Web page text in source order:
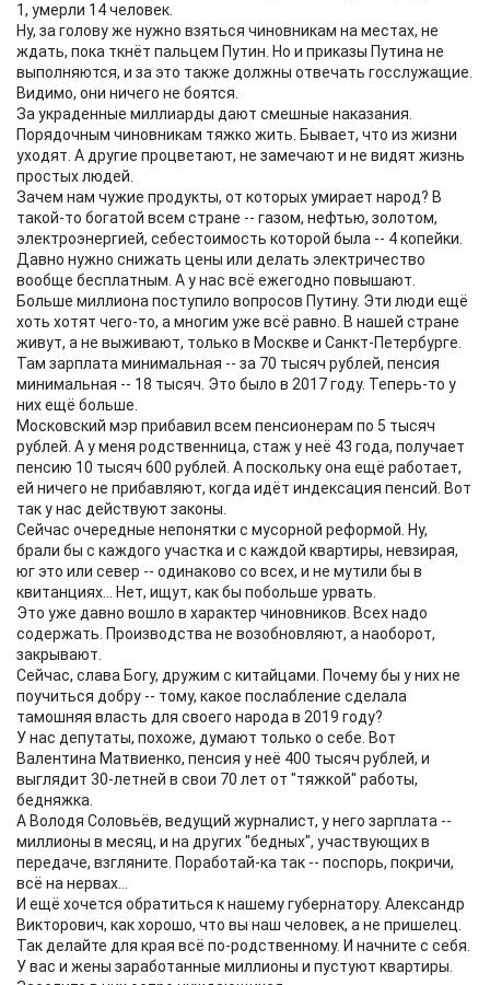
1, умерли 14 человек.
Ну, за голову же нужно взяться чиновникам на местах, не
ждать, пока ткнёт пальцем Путин. Но и приказы Путина не
выполняются, и за это также должны отвечать госслужащие.
Видимо, они ничего не боятся.
За украденные миллиарды дают смешные наказания.
Порядочным чиновникам тяжко жить. Бывает, что из жизни
уходят. А другие процветают, не замечают и не видят жизнь
простых людей.
Зачем нам чужие продукты, от которых умирает народ? В
такой-то богатой всем стране -- газом, нефтью, золотом,
электроэнергией, себестоимость которой была -- 4 копейки.
Давно нужно снижать цены или делать электричество
вообще бесплатным. А у нас всё ежегодно повышают.
Больше миллиона поступило вопросов Путину. Эти люди ещё
хоть хотят чего-то, а многим уже всё равно. В нашей стране
живут, а не выживают, только в Москве и Санкт-Петербурге.
Там зарплата минимальная -- за 70 тысяч рублей, пенсия
минимальная -- 18 тысяч. Это было в 2017 году. Теперь-то у
них ещё больше.
Московский мэр прибавил всем пенсионерам по 5 тысяч
рублей. А у меня родственница, стаж у неё 43 года, получает
пенсию 10 тысяч 600 рублей. А поскольку она ещё работает,
ей ничего не прибавляют, когда идёт индексация пенсий. Вот
так у нас действуют законы.
Сейчас очередные непонятки с мусорной реформой. Ну,
брали бы с каждого участка и с каждой квартиры, невзирая,
юг это или север -- одинаково со всех, и не мутили бы в
квитанциях... Нет, ищут, как бы побольше урвать.
Это уже давно вошло в характер чиновников. Всех надо
содержать. Производства не возобновляют, а наоборот,
закрывают.
Сейчас, слава Богу, дружим с китайцами. Почему бы у них не
поучиться добру -- тому, какое послабление сделала
тамошняя власть для своего народа в 2019 году?
У нас депутаты, похоже, думают только о себе. Вот
Валентина Матвиенко, пенсия у неё 400 тысяч рублей, и
выглядит 30-летней в свои 70 лет от "тяжкой" работы,
бедняжка.
А Володя Соловьёв, ведущий журналист, у него зарплата --
миллионы в месяц, и на других "бедных", участвующих в
передаче, взгляните. Поработай-ка так -- поспорь, покричи,
всё на нервах...
И ещё хочется обратиться к нашему губернатору. Александр
Викторович, как хорошо, что вы наш человек, а не пришелец.
Так делайте для края всё по-родственному. И начните с себя.
У вас и жены заработанные миллионы и пустуют квартиры.